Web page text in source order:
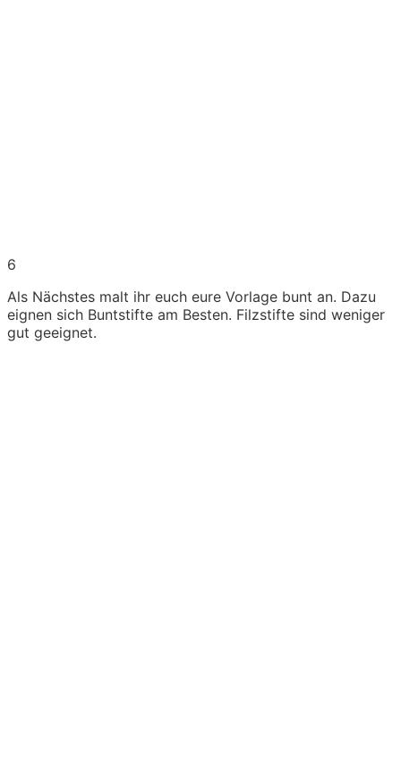
6
Als Nächstes malt ihr euch eure Vorlage bunt an. Dazu
eignen sich Buntstifte am Besten. Filzstifte sind weniger
gut geeignet.